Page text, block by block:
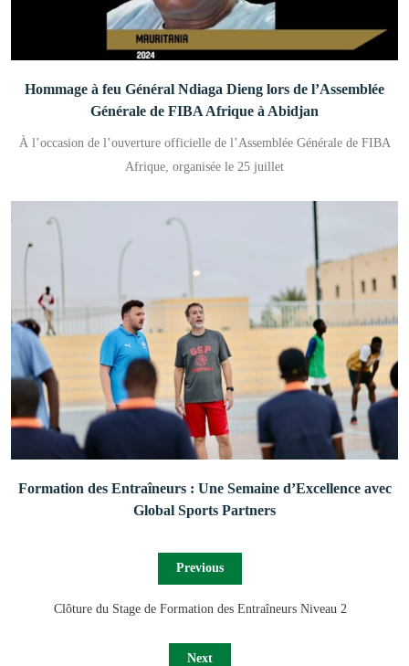
Hommage à feu Général Ndiaga Dieng lors de l’Assemblée
Générale de FIBA Afrique à Abidjan
À l’occasion de l’ouverture officielle de l’Assemblée Générale de FIBA
Afrique, organisée le 25 juillet
Formation des Entraîneurs : Une Semaine d’Excellence avec
Global Sports Partners
Previous
Clôture du Stage de Formation des Entraîneurs Niveau 2
Next